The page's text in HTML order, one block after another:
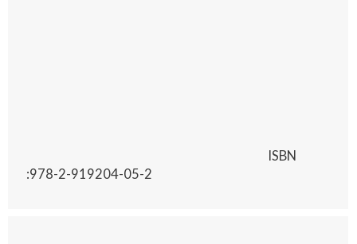
ISBN
:978-2-919204-05-2